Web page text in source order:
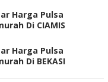
Harga Pulsa
Di CIAMIS
Harga Pulsa
Di BEKASI